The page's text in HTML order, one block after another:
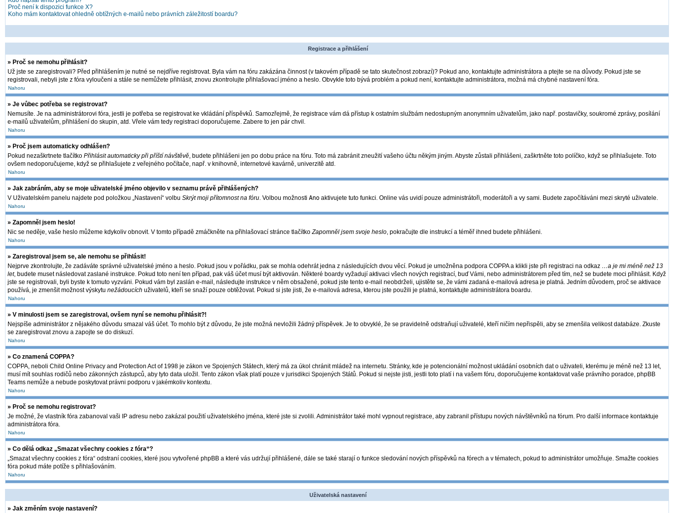
Proč není k dispozici funkce X?
Koho mám kontaktovat ohledně obtížných e-mailů nebo právních záležitostí boardu?
Registrace a přihlášení
» Proč se nemohu přihlásit?
Už jste se zaregistrovali? Před přihlášením je nutné se nejdříve registrovat. Byla vám na fóru zakázána činnost (v takovém případě se tato skutečnost zobrazí)? Pokud ano, kontaktujte administrátora a ptejte se na důvody. Pokud jste se
registrovali, nebyli jste z fóra vyloučeni a stále se nemůžete přihlásit, znovu zkontrolujte přihlašovací jméno a heslo. Obvykle toto bývá problém a pokud není, kontaktujte administrátora, možná má chybné nastavení fóra.
Nahoru
» Je vůbec potřeba se registrovat?
Nemusíte. Je na administrátorovi fóra, jestli je potřeba se registrovat ke vkládání příspěvků. Samozřejmě, že registrace vám dá přístup k ostatním službám nedostupným anonymním uživatelům, jako např. postavičky, soukromé zprávy, posílání
e-mailů uživatelům, přihlášení do skupin, atd. Vřele vám tedy registraci doporučujeme. Zabere to jen pár chvil.
Nahoru
» Proč jsem automaticky odhlášen?
Pokud nezaškrtnete tlačítko Přihlásit automaticky při příští návštěvě, budete přihlášeni jen po dobu práce na fóru. Toto má zabránit zneužití vašeho účtu někým jiným. Abyste zůstali přihlášeni, zaškrtněte toto políčko, když se přihlašujete. Toto
ovšem nedoporučujeme, když se přihlašujete z veřejného počítače, např. v knihovně, internetové kavárně, univerzitě atd.
Nahoru
» Jak zabráním, aby se moje uživatelské jméno objevilo v seznamu právě přihlášených?
V Uživatelském panelu najdete pod položkou „Nastavení“ volbu Skrýt moji přítomnost na fóru. Volbou možnosti Ano aktivujete tuto funkci. Online vás uvidí pouze administrátoři, moderátoři a vy sami. Budete započítáváni mezi skryté uživatele.
Nahoru
» Zapomněl jsem heslo!
Nic se neděje, vaše heslo můžeme kdykoliv obnovit. V tomto případě zmáčkněte na přihlašovací stránce tlačítkoZapomněl jsem svoje heslo, pokračujte dle instrukcí a téměř ihned budete přihlášeni.
Nahoru
» Zaregistroval jsem se, ale nemohu se přihlásit!
Nejprve zkontrolujte, že zadáváte správné uživatelské jméno a heslo. Pokud jsou v pořádku, pak se mohla odehrát jedna z následujících dvou věcí. Pokud je umožněna podpora COPPA a klikli jste při registraci na odkaz …a je mi méně než 13
let, budete muset následovat zaslané instrukce. Pokud toto není ten případ, pak váš účet musí být aktivován. Některé boardy vyžadují aktivaci všech nových registrací, buď Vámi, nebo administrátorem před tím, než se budete moci přihlásit. Když
jste se registrovali, byli byste k tomuto vyzváni. Pokud vám byl zaslán e-mail, následujte instrukce v něm obsažené, pokud jste tento e-mail neobdrželi, ujistěte se, že vámi zadaná e-mailová adresa je platná. Jedním důvodem, proč se aktivace
používá, je zmenšit možnost výskytu nežádoucích uživatelů, kteří se snaží pouze obtěžovat. Pokud si jste jisti, že e-mailová adresa, kterou jste použili je platná, kontaktujte administrátora boardu.
Nahoru
» V minulosti jsem se zaregistroval, ovšem nyní se nemohu přihlásit?!
Nejspíše administrátor z nějakého důvodu smazal váš účet. To mohlo být z důvodu, že jste možná nevložili žádný příspěvek. Je to obvyklé, že se pravidelně odstraňují uživatelé, kteří ničím nepřispěli, aby se zmenšila velikost databáze. Zkuste
se zaregistrovat znovu a zapojte se do diskuzí.
Nahoru
» Co znamená COPPA?
COPPA, neboli Child Online Privacy and Protection Act of 1998 je zákon ve Spojených Státech, který má za úkol chránit mládež na internetu. Stránky, kde je potencionální možnost ukládání osobních dat o uživateli, kterému je méně než 13 let,
musí mít souhlas rodičů nebo zákonných zástupců, aby tyto data uložil. Tento zákon však platí pouze v jurisdikci Spojených Států. Pokud si nejste jisti, jestli toto platí i na vašem fóru, doporučujeme kontaktovat vaše právního poradce, phpBB
Teams nemůže a nebude poskytovat právni podporu v jakémkoliv kontextu.
Nahoru
» Proč se nemohu registrovat?
Je možné, že vlastník fóra zabanoval vaši IP adresu nebo zakázal použití uživatelského jména, které jste si zvolili. Administrátor také mohl vypnout registrace, aby zabranil přístupu nových návštěvníků na fórum. Pro další informace kontaktuje
administrátora fóra.
Nahoru
» Co dělá odkaz „Smazat všechny cookies z fóra“?
„Smazat všechny cookies z fóra“ odstraní cookies, které jsou vytvořené phpBB a které vás udržují přihlášené, dále se také starají o funkce sledování nových příspěvků na fórech a v tématech, pokud to administrátor umožňuje. Smažte cookies
fóra pokud máte potíže s přihlašováním.
Nahoru
Uživatelská nastavení
» Jak změním svoje nastavení?